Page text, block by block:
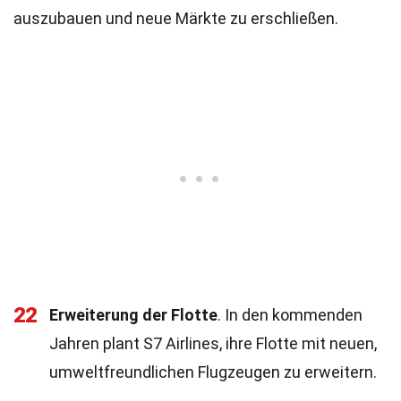
auszubauen und neue Märkte zu erschließen.
22 Erweiterung der Flotte. In den kommenden
Jahren plant S7 Airlines, ihre Flotte mit neuen,
umweltfreundlichen Flugzeugen zu erweitern.